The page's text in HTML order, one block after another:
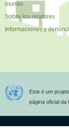
mundo
Sobre los relatores
Informaciones y
Este é um
página oficial da